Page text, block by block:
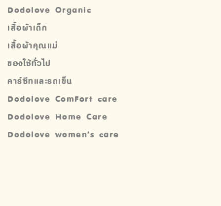
Dodolove Organic
เสื้อผ้าเด็ก
เสื้อผ้าคุณแม่
ของใช้ทั่วไป
คาร์ซีทและรถเข็น
Dodolove ComFort care
Dodolove Home Care
Dodolove women’s care